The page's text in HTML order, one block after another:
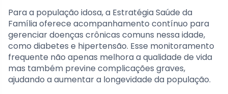
Para a população idosa, a Estratégia Saúde da
Família oferece acompanhamento contínuo para
gerenciar doenças crônicas comuns nessa idade,
como diabetes e hipertensão. Esse monitoramento
frequente não apenas melhora a qualidade de vida
mas também previne complicações graves,
ajudando a aumentar a longevidade da população.